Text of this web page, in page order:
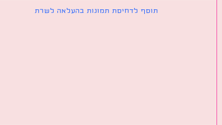
תוסף לדחיסת תמונות בהעלאה לשרת